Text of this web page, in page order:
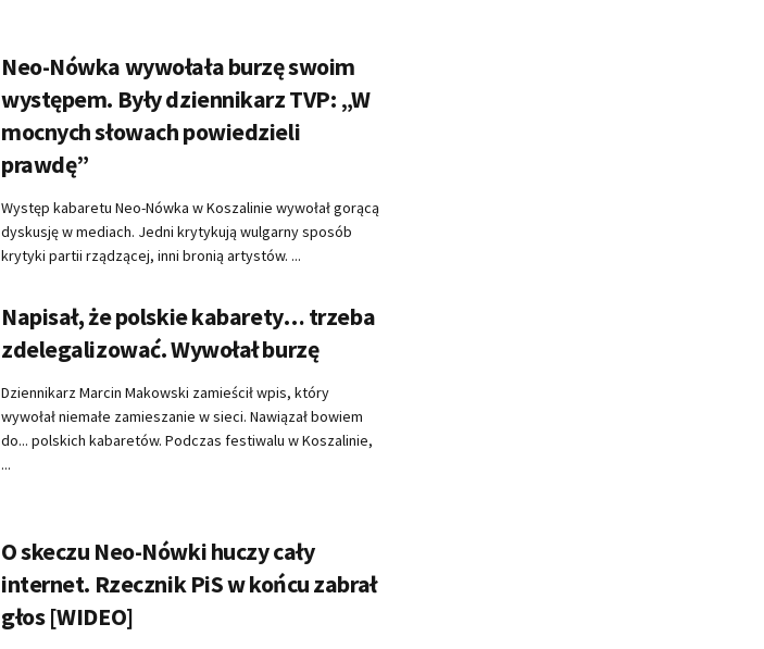
Neo-Nówka wywołała burzę swoim
występem. Były dziennikarz TVP: „W
mocnych słowach powiedzieli
prawdę”
Występ kabaretu Neo-Nówka w Koszalinie wywołał gorącą
dyskusję w mediach. Jedni krytykują wulgarny sposób
krytyki partii rządzącej, inni bronią artystów. ...
Napisał, że polskie kabarety… trzeba
zdelegalizować. Wywołał burzę
Dziennikarz Marcin Makowski zamieścił wpis, który
wywołał niemałe zamieszanie w sieci. Nawiązał bowiem
do... polskich kabaretów. Podczas festiwalu w Koszalinie,
...
O skeczu Neo-Nówki huczy cały
internet. Rzecznik PiS w końcu zabrał
głos [WIDEO]